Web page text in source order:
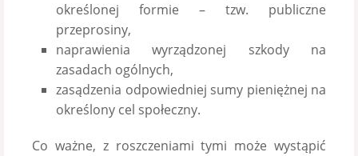
określonej formie – tzw. publiczne
przeprosiny,
naprawienia wyrządzonej szkody na
zasadach ogólnych,
zasądzenia odpowiedniej sumy pieniężnej na
określony cel społeczny.
Co ważne, z roszczeniami tymi może wystąpić